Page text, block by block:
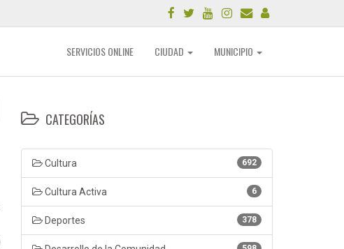
SERVICIOS ONLINE CIUDAD MUNICIPIO
CATEGORÍAS
692
Cultura
6
Cultura Activa
378
Deportes